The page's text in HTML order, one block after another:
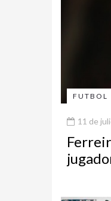
FUTBOL
11 de